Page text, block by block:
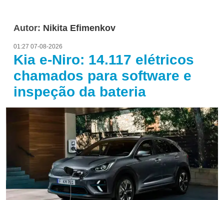
Autor: Nikita Efimenkov
01:27 07-08-2026
Kia e-Niro: 14.117 elétricos
chamados para software e
inspeção da bateria